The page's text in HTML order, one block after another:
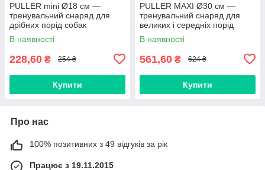
PULLER mini Ø18 см —
тренувальний снаряд для
дрібних порід собак
В наявності
228,60 ₴ 254 ₴
Купити
PULLER MAXI Ø30 см —
тренувальний снаряд для
великих і середніх порід
собак
В наявності
561,60 ₴ 624 ₴
Купити
Про нас
100% позитивних з 49 відгуків за рік
Працює з 19.11.2015